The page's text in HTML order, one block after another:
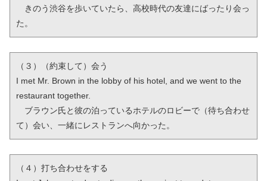
きのう渋谷を歩いていたら、高校時代の友達にばったり会っ
た。
（３）（約束して）会う
I met Mr. Brown in the lobby of his hotel, and we went to the
restaurant together.
ブラウン氏と彼の泊っているホテルのロビーで（待ち合わせ
て）会い、一緒にレストランへ向かった。
（４）打ち合わせをする